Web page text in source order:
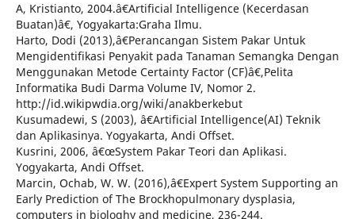
A, Kristianto, 2004.â€Artificial Intelligence (Kecerdasan
Buatan)â€, Yogyakarta:Graha Ilmu.
Harto, Dodi (2013),â€Perancangan Sistem Pakar Untuk
Mengidentifikasi Penyakit pada Tanaman Semangka Dengan
Menggunakan Metode Certainty Factor (CF)â€,Pelita
Informatika Budi Darma Volume IV, Nomor 2.
http://id.wikipwdia.org/wiki/anakberkebut
Kusumadewi, S (2003), â€Artificial Intelligence(AI) Teknik
dan Aplikasinya. Yogyakarta, Andi Offset.
Kusrini, 2006, â€œSystem Pakar Teori dan Aplikasi.
Yogyakarta, Andi Offset.
Marcin, Ochab, W. W. (2016),â€Expert System Supporting an
Early Prediction of The Brockhopulmonary dysplasia,
computers in biologhy and medicine, 236-244.